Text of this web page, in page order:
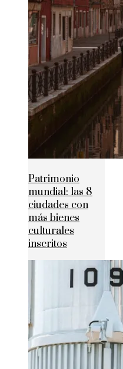
Patrimonio
mundial: las 8
ciudades con
más bienes
culturales
inscritos